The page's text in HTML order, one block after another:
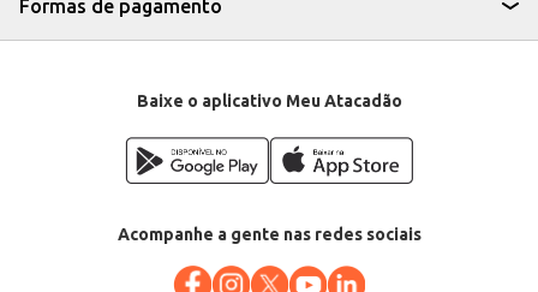
Formas de pagamento
Baixe o aplicativo Meu Atacadão
Acompanhe a gente nas redes sociais